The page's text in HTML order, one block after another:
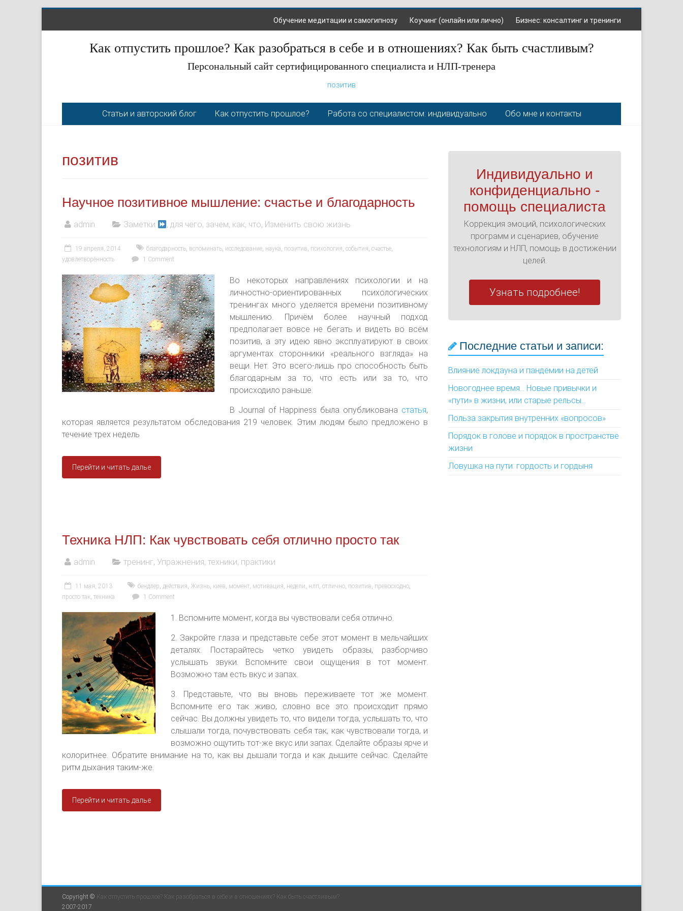
Обучение медитации и самогипнозу Коучинг (онлайн или лично) Бизнес: консалтинг и тренинги
Как отпустить прошлое? Как разобраться в себе и в отношениях? Как быть счастливым?
Персональный сайт сертифицированного специалиста и НЛП-тренера
позитив
Статьи и авторский блог Как отпустить прошлое? Работа со специалистом: индивидуально Обо мне и контакты
позитив
Научное позитивное мышление: счастье и благодарность
admin Заметки , для чего, зачем, как, что, Изменить свою жизнь
19 апреля, 2014 благодарность, вспоминать, исследование, наука, позитив, психология, события, счастье,
удовлетворённость
1 Comment
Во некоторых направлениях психологии и на
личностно-ориентированных психологических
тренингах много уделяется времени позитивному
мышлению. Причём более научный подход
предполагает вовсе не бегать и видеть во всём
позитив, а эту идею явно эксплуатируют в своих
аргументах сторонники «реального взгляда» на
вещи. Нет. Это всего-лишь про способность быть
благодарным за то, что есть или за то, что
происходило раньше.
В Journal of Happiness была опубликована статья,
которая является результатом обследования 219 человек. Этим людям было предложено в
течение трех недель
Перейти и читать далье
Техника НЛП: Как чувствовать себя отлично просто так
admin тренинг, Упражнения, техники, практики
11 мая, 2013 бендлер, действия, Жизнь, киев, момент, мотивация, недели, нлп, отлично, позитив, превосходно,
просто так, техника 1 Comment
1. Вспомните момент, когда вы чувствовали себя отлично.
2. Закройте глаза и представьте себе этот момент в мельчайших
деталях. Постарайтесь четко увидеть образы, разборчиво
услышать звуки. Вспомните свои ощущения в тот момент.
Возможно там есть вкус и запах.
3. Представьте, что вы вновь переживаете тот же момент.
Вспомните его так живо, словно все это происходит прямо
сейчас. Вы должны увидеть то, что видели тогда, услышать то, что
слышали тогда, почувствовать себя так, как чувствовали тогда, и
возможно ощутить тот-же вкус или запах. Сделайте образы ярче и
колоритнее. Обратите внимание на то, как вы дышали тогда и как дышите сейчас. Сделайте
ритм дыхания таким-же.
Перейти и читать далье
Индивидуально и
конфиденциально -
помощь специалиста
Коррекция эмоций, психологических
программ и сценариев, обучение
технологиям и НЛП, помощь в достижении
целей.
Узнать подробнее!
Последние статьи и записи:
Влияние локдауна и пандемии на детей
Новогоднее время... Новые привычки и
«пути» в жизни, или старые рельсы...
Польза закрытия внутренних «вопросов»
Порядок в голове и порядок в пространстве
жизни
Ловушка на пути: гордость и гордыня
Copyright © Как отпустить прошлое? Как разобраться в себе и в отношениях? Как быть счастливым?
2007-2017